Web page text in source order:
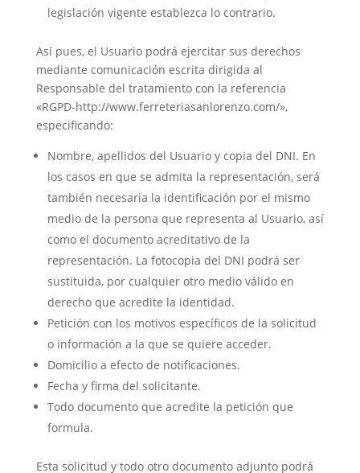
legislación vigente establezca lo contrario.
Así pues, el Usuario podrá ejercitar sus derechos
mediante comunicación escrita dirigida al
Responsable del tratamiento con la referencia
«RGPD-http://www.ferreteriasanlorenzo.com/»,
especificando:
Nombre, apellidos del Usuario y copia del DNI. En
los casos en que se admita la representación, será
también necesaria la identificación por el mismo
medio de la persona que representa al Usuario, así
como el documento acreditativo de la
representación. La fotocopia del DNI podrá ser
sustituida, por cualquier otro medio válido en
derecho que acredite la identidad.
Petición con los motivos específicos de la solicitud
o información a la que se quiere acceder.
Domicilio a efecto de notificaciones.
Fecha y firma del solicitante.
Todo documento que acredite la petición que
formula.
Esta solicitud y todo otro documento adjunto podrá